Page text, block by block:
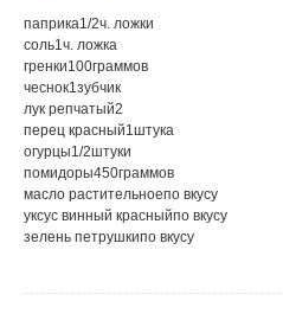
паприка1/2ч. ложки
соль1ч. ложка
гренки100граммов
чеснок1зубчик
лук репчатый2
перец красный1штука
огурцы1/2штуки
помидоры450граммов
масло растительноепо вкусу
уксус винный красныйпо вкусу
зелень петрушкипо вкусу